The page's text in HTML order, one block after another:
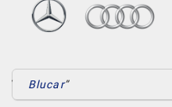
Blucar